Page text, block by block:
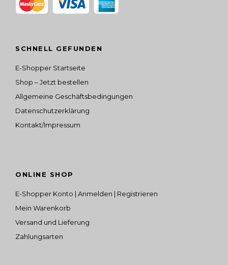
SCHNELL GEFUNDEN
E-Shopper Startseite
Shop – Jetzt bestellen
Allgemeine Geschäftsbedingungen
Datenschutzerklärung
Kontakt/Impressum
ONLINE SHOP
E-Shopper Konto | Anmelden | Registrieren
Mein Warenkorb
Versand und Lieferung
Zahlungsarten